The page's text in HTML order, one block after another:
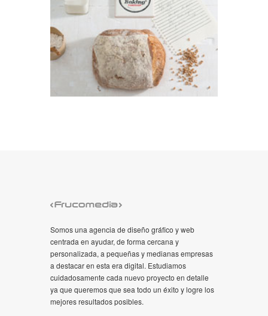
Somos una agencia de diseño gráfico y web
centrada en ayudar, de forma cercana y
personalizada, a pequeñas y medianas empresas
a destacar en esta era digital. Estudiamos
cuidadosamente cada nuevo proyecto en detalle
ya que queremos que sea todo un éxito y logre los
mejores resultados posibles.